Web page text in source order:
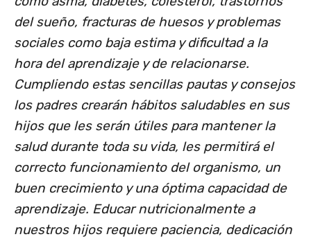
del sueño, fracturas de huesos y problemas
sociales como baja estima y dificultad a la
hora del aprendizaje y de relacionarse.
Cumpliendo estas sencillas pautas y consejos
los padres crearán hábitos saludables en sus
hijos que les serán útiles para mantener la
salud durante toda su vida, les permitirá el
correcto funcionamiento del organismo, un
buen crecimiento y una óptima capacidad de
aprendizaje. Educar nutricionalmente a
nuestros hijos requiere paciencia, dedicación